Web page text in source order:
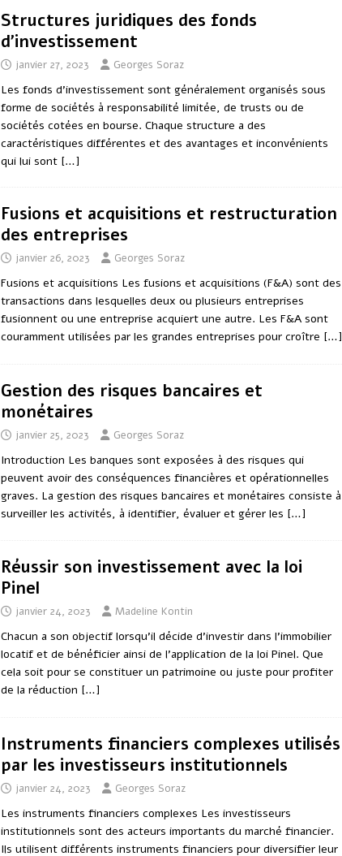
Structures juridiques des fonds
d’investissement
janvier 27, 2023 Georges Soraz
Les fonds d’investissement sont généralement organisés sous
forme de sociétés à responsabilité limitée, de trusts ou de
sociétés cotées en bourse. Chaque structure a des
caractéristiques différentes et des avantages et inconvénients
qui lui sont […]
Fusions et acquisitions et restructuration
des entreprises
janvier 26, 2023 Georges Soraz
Fusions et acquisitions Les fusions et acquisitions (F&A) sont des
transactions dans lesquelles deux ou plusieurs entreprises
fusionnent ou une entreprise acquiert une autre. Les F&A sont
couramment utilisées par les grandes entreprises pour croître […]
Gestion des risques bancaires et
monétaires
janvier 25, 2023 Georges Soraz
Introduction Les banques sont exposées à des risques qui
peuvent avoir des conséquences financières et opérationnelles
graves. La gestion des risques bancaires et monétaires consiste à
surveiller les activités, à identifier, évaluer et gérer les […]
Réussir son investissement avec la loi
Pinel
janvier 24, 2023 Madeline Kontin
Chacun a son objectif lorsqu’il décide d’investir dans l’immobilier
locatif et de bénéficier ainsi de l’application de la loi Pinel. Que
cela soit pour se constituer un patrimoine ou juste pour profiter
de la réduction […]
Instruments financiers complexes utilisés
par les investisseurs institutionnels
janvier 24, 2023 Georges Soraz
Les instruments financiers complexes Les investisseurs
institutionnels sont des acteurs importants du marché financier.
Ils utilisent différents instruments financiers pour diversifier leur